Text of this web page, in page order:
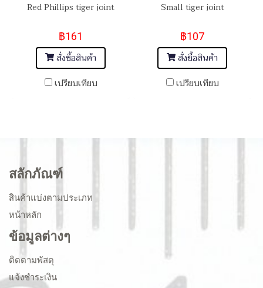
Red Phillips tiger joint
฿161
สั่งซื้อสินค้า
เปรียบเทียบ
Small tiger joint
฿107
สั่งซื้อสินค้า
เปรียบเทียบ
สลักภัณฑ์
สินค้าแบ่งตามประเภท
หน้าหลัก
ข้อมูลต่างๆ
ติดตามพัสดุ
แจ้งชำระเงิน